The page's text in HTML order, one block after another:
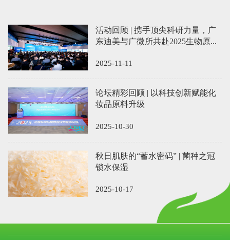
活动回顾 | 携手顶尖科研力量，广
东迪美与广微所共赴2025生物原...
2025-11-11
论坛精彩回顾 | 以科技创新赋能化
妆品原料升级
2025-10-30
秋日肌肤的“蓄水密码” | 菌种之冠
锁水保湿
2025-10-17